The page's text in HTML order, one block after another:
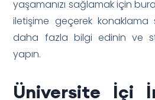
yaşamanızı sağlamak için
iletişime geçerek konaklama
daha fazla bilgi edinin ve
yapın.
Üniversite İçi